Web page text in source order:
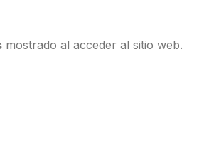
mostrado al acceder al sitio web.